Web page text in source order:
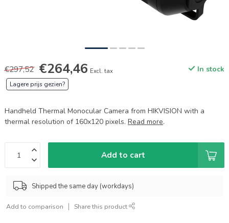
€297,52 €264,46 Excl. tax In stock
Lagere prijs gezien?
Handheld Thermal Monocular Camera from HIKVISION with a
thermal resolution of 160x120 pixels. Read more.
Add to cart
Shipped the same day (workdays)
Add to comparison Share this product